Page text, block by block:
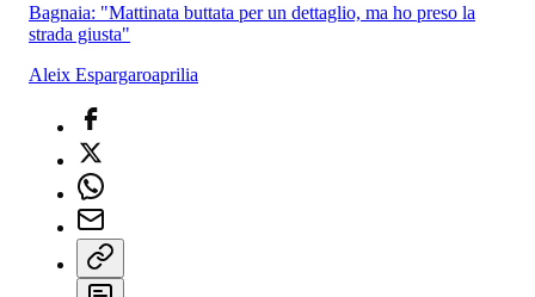
Bagnaia: "Mattinata buttata per un dettaglio, ma ho preso la
strada giusta"
Aleix Espargaroaprilia